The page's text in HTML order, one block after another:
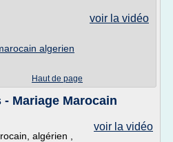
voir la vidéo
algerien
Haut de page
- Mariage Marocain
voir la vidéo
algérien ,